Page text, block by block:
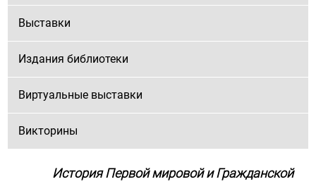
Выставки
Издания библиотеки
Виртуальные выставки
Викторины
История Первой мировой и Гражданской